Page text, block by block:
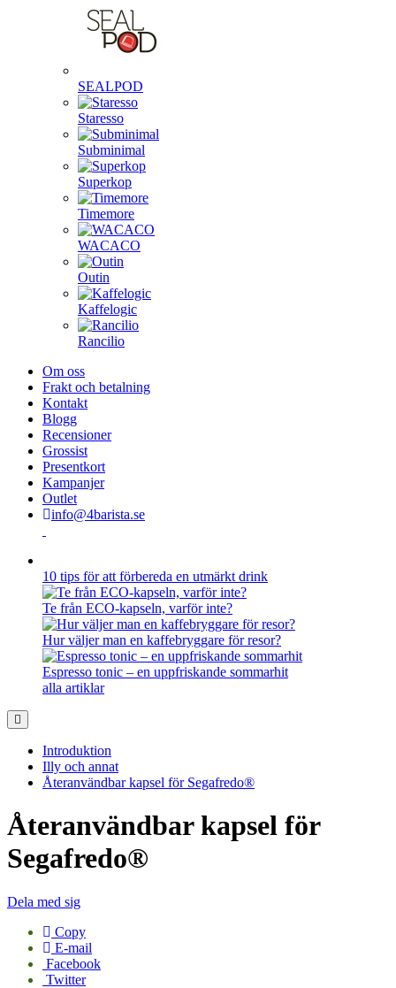
SEALPOD
Staresso
Subminimal
Superkop
Timemore
WACACO
Outin
Kaffelogic
Rancilio
Om oss
Frakt och betalning
Kontakt
Blogg
Recensioner
Grossist
Presentkort
Kampanjer
Outlet
info@4barista.se
10 tips för att förbereda en utmärkt drink
Te från ECO-kapseln, varför inte?
Hur väljer man en kaffebryggare för resor?
Espresso tonic – en uppfriskande sommarhit
alla artiklar
Introduktion
Illy och annat
Återanvändbar kapsel för Segafredo®
Återanvändbar kapsel för
Segafredo®
Dela med sig
Copy
E-mail
Facebook
Twitter